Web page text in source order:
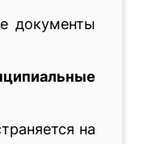
документы
на